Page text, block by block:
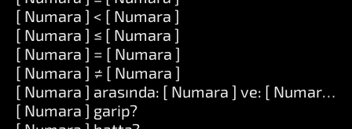
[ Numara ] < [ Numara ]
[ Numara ] ≤ [ Numara ]
[ Numara ] = [ Numara ]
[ Numara ] ≠ [ Numara ]
[ Numara ] arasında: [ Numara ] ve: [ Numara ]
[ Numara ] garip?